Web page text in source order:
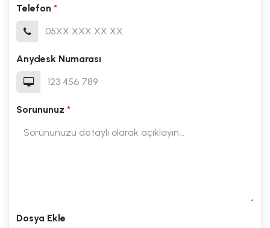
Telefon *
Anydesk Numarası
Sorununuz *
Dosya Ekle